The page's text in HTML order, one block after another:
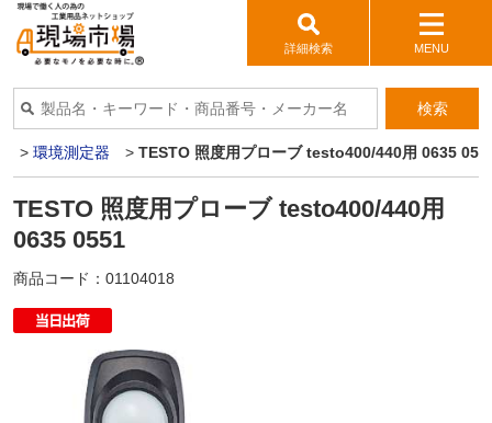
詳細検索 MENU
検索
> 環境測定器 > TESTO 照度用プローブ testo400/440用 0635
TESTO 照度用プローブ testo400/440用
0635 0551
商品コード： 01104018